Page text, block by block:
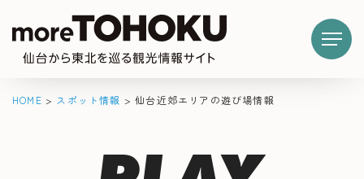
HOME > スポット情報 >仙台近郊エリアの遊び場情報